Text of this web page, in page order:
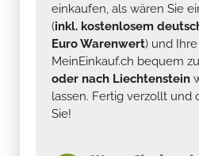
einkaufen, als wären Sie
(inkl. kostenlosem
Euro Warenwert) und
MeinEinkauf.ch bequem
oder nach Liechtenstein
lassen. Fertig verzollt und
Sie!